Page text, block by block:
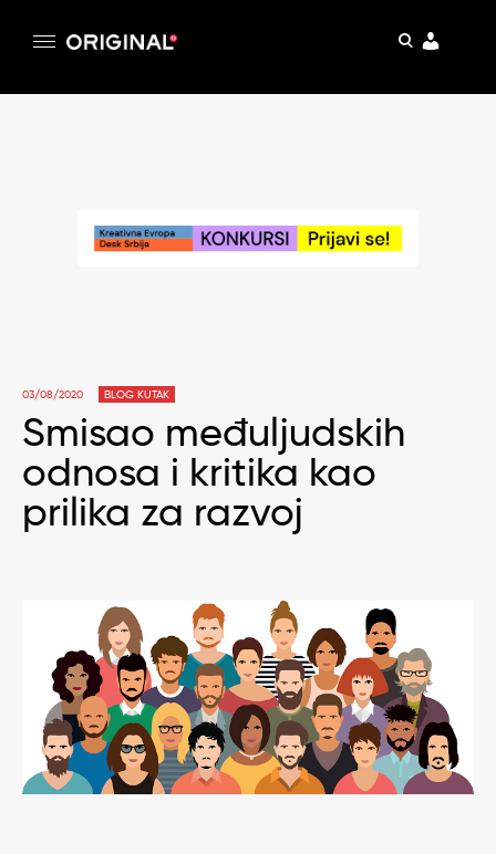
pretraga
03/08/2020 BLOG KUTAK
Smisao međuljudskih
odnosa i kritika kao
prilika za razvoj